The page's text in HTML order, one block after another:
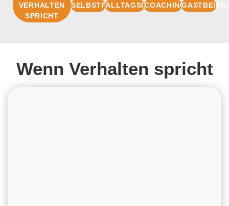
VERHALTEN
SPRICHT
SELBSTFÜHRUNGALLTAGSIMPULSECOACHINGBASIS
Wenn Verhalten spricht